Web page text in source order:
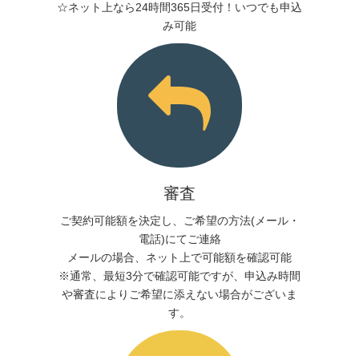
☆ネット上なら24時間365日受付！いつでも申込
み可能
審査
ご契約可能額を決定し、ご希望の方法(メール・
電話)にてご連絡
メールの場合、ネット上で可能額を確認可能
※通常、最短3分で確認可能ですが、申込み時間
や審査によりご希望に添えない場合がございま
す。